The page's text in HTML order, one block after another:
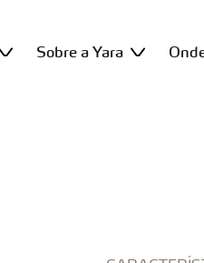
Sobre a Yara